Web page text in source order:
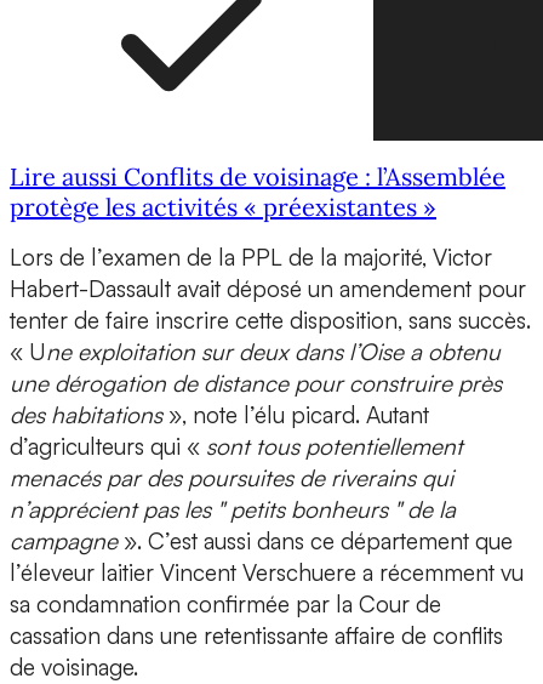
Lire aussi Conflits de voisinage : l’Assemblée
protège les activités « préexistantes »
Lors de l’examen de la PPL de la majorité, Victor
Habert-Dassault avait déposé un amendement pour
tenter de faire inscrire cette disposition, sans succès.
« Une exploitation sur deux dans l’Oise a obtenu
une dérogation de distance pour construire près
des habitations », note l’élu picard. Autant
d’agriculteurs qui « sont tous potentiellement
menacés par des poursuites de riverains qui
n’apprécient pas les " petits bonheurs " de la
campagne». C’est aussi dans ce département que
l’éleveur laitier Vincent Verschuere a récemment vu
sa condamnation confirmée par la Cour de
cassation dans une retentissante affaire de conflits
de voisinage.